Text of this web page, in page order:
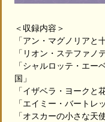
＜収録内容＞
「アン・マグノリアと
「リオン・ステファノ
「シャルロッテ・エー
国」
「イザベラ・ヨークと
「エイミー・バートレ
「オスカーの小さな天使